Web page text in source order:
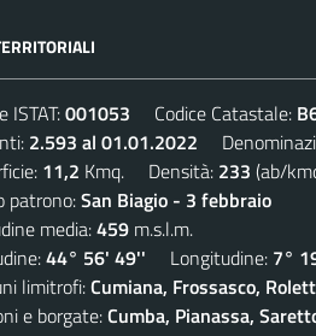
ISTAT:001053 Codice Catastale:
2.593 al 01.01.2022
11,2 Kmq. Densità: 233 (ab/
patrono:San Biagio - 3 febbraio
media:459 m.s.l.m.
44° 56' 49'' Longitudine: 7°
limitrofi:Cumiana, Frossasco,
e borgate:Cumba, Pianassa,